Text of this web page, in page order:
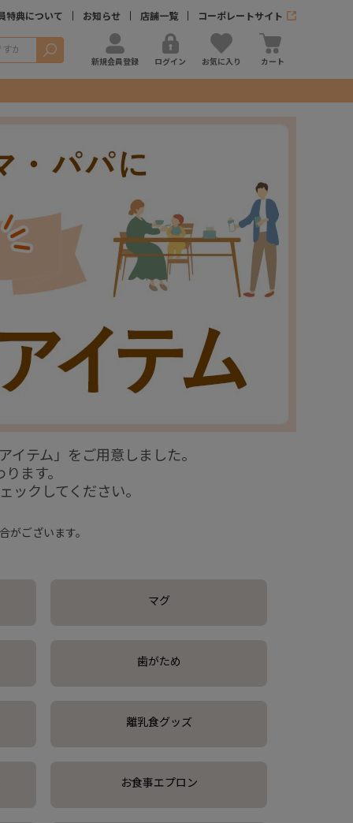
特典について お知らせ 店舗一覧 コーポレートサイト
検索
新規会員登録 ログイン お気に入り カート
イテム」をご用意しました。
ます。
ックしてください。
がございます。
マグ
歯がため
離乳食グッズ
お食事エプロン